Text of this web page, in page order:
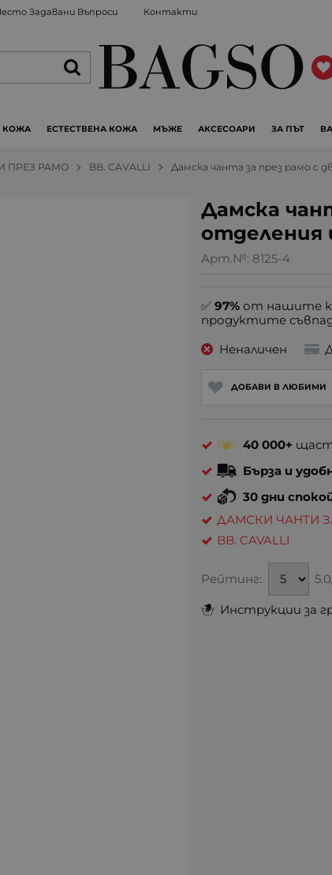
Задавани Въпроси Контакти
КОЖА ЕСТЕСТВЕНА КОЖА МЪЖЕ АКСЕСОАРИ ЗА ПЪТ
ПРЕЗ РАМО BB. CAVALLI Дамска чанта за през рамо с
Дамска
отделения
Арт.№: 8125-4
✅ 97% от нашите
продуктите
Неналичен
Инструкции за
ДОБАВИ В ЛЮБИМИ
40 000+
Бърза и
30 дни
ДАМСКИ ЧАНТИ
BB. CAVALLI
Рейтинг: